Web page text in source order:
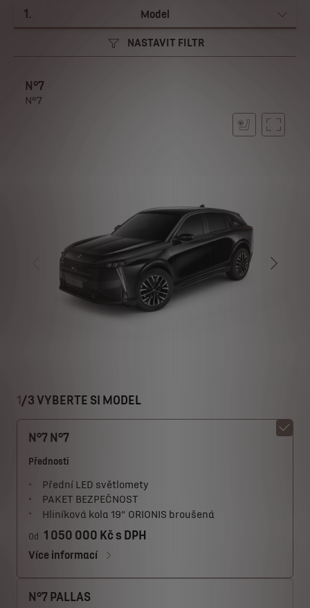
1 . Model
NASTAVIT FILTR
N°7
N°7
1 /3 VYBERTE SI MODEL
N°7 N°7
Přednosti
Přední LED světlomety
PAKET BEZPEČNOST
Hliníková kola 19” ORIONIS broušená
Od 1 050 000 Kč s DPH
Více informací
N°7 PALLAS